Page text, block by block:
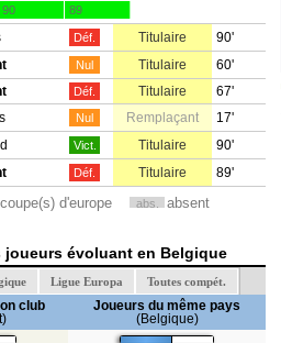
90 89
Déf. Titulaire
90'
Nul Titulaire
60'
Déf. Titulaire
67'
Nul Remplaçant
17'
Vict. Titulaire
90'
Déf. Titulaire 89'
coupe(s) d'europe abs. absent
joueurs évoluant en Belgique
Ligue Europa Toutes compét.
club
Joueurs du même pays
(Belgique)